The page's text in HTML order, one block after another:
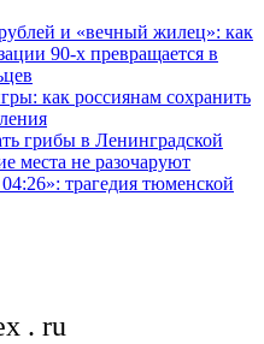
и «вечный жилец»: как
90-х превращается в
как россиянам сохранить
грибы в Ленинградской
места не разочаруют
трагедия тюменской
. ru